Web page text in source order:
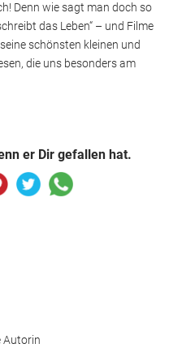
Denn wie sagt man doch so
das Leben“ – und Filme
schönsten kleinen und
die uns besonders am
er Dir gefallen hat.
Autorin